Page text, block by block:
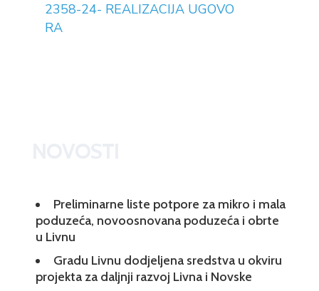
2358-24- REALIZACIJA UGOVO
RA
Preliminarne liste potpore za mikro i mala
poduzeća, novoosnovana poduzeća i obrte
u Livnu
Gradu Livnu dodjeljena sredstva u okviru
projekta za daljnji razvoj Livna i Novske